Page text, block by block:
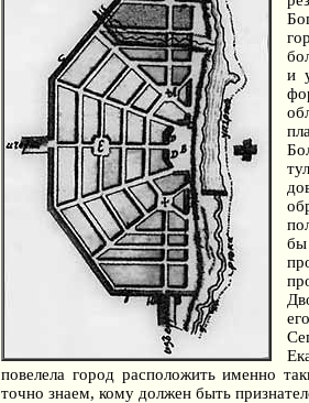
и
бы
повелела город расположить именно
точно знаем, кому должен быть